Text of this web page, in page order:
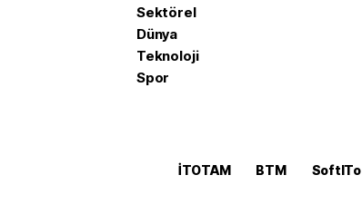
Sektörel
Dünya
Teknoloji
Spor
İTOTAM BTM SoftITo